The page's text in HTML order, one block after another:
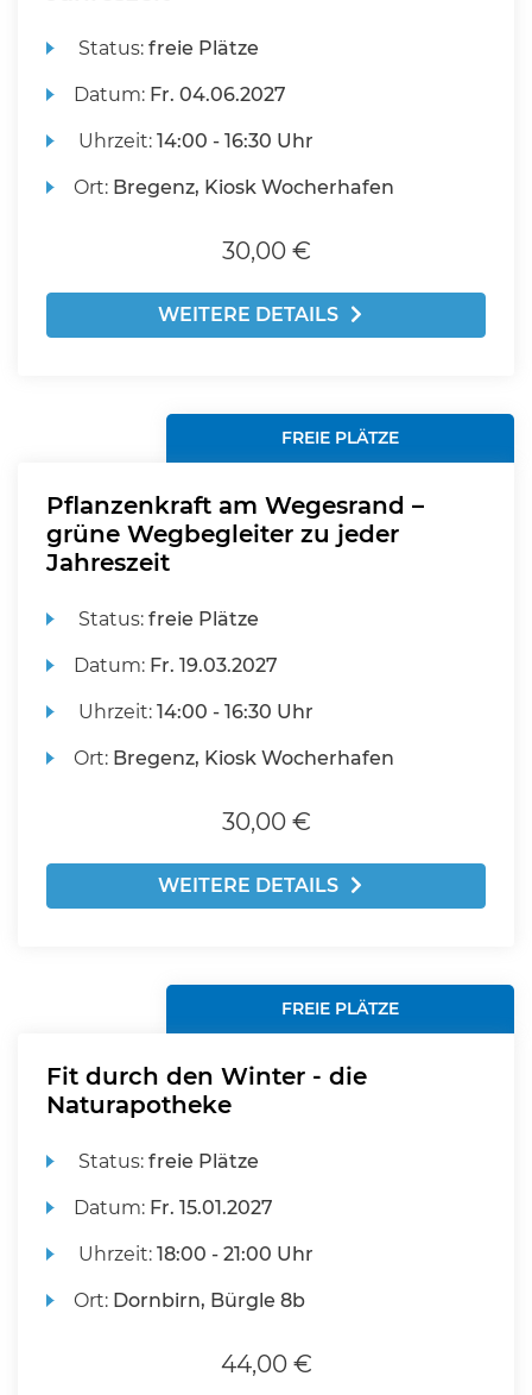
Status:freie Plätze
Datum: Fr. 04.06.2027
Uhrzeit:14:00 - 16:30 Uhr
Ort: Bregenz, Kiosk Wocherhafen
30,00 €
WEITERE DETAILS
FREIE PLÄTZE
Pflanzenkraft am Wegesrand –
grüne Wegbegleiter zu jeder
Jahreszeit
Status:freie Plätze
Datum: Fr. 19.03.2027
Uhrzeit:14:00 - 16:30 Uhr
Ort: Bregenz, Kiosk Wocherhafen
30,00 €
WEITERE DETAILS
FREIE PLÄTZE
Fit durch den Winter - die
Naturapotheke
Status:freie Plätze
Datum: Fr. 15.01.2027
Uhrzeit:18:00 - 21:00 Uhr
Ort: Dornbirn, Bürgle 8b
44,00 €